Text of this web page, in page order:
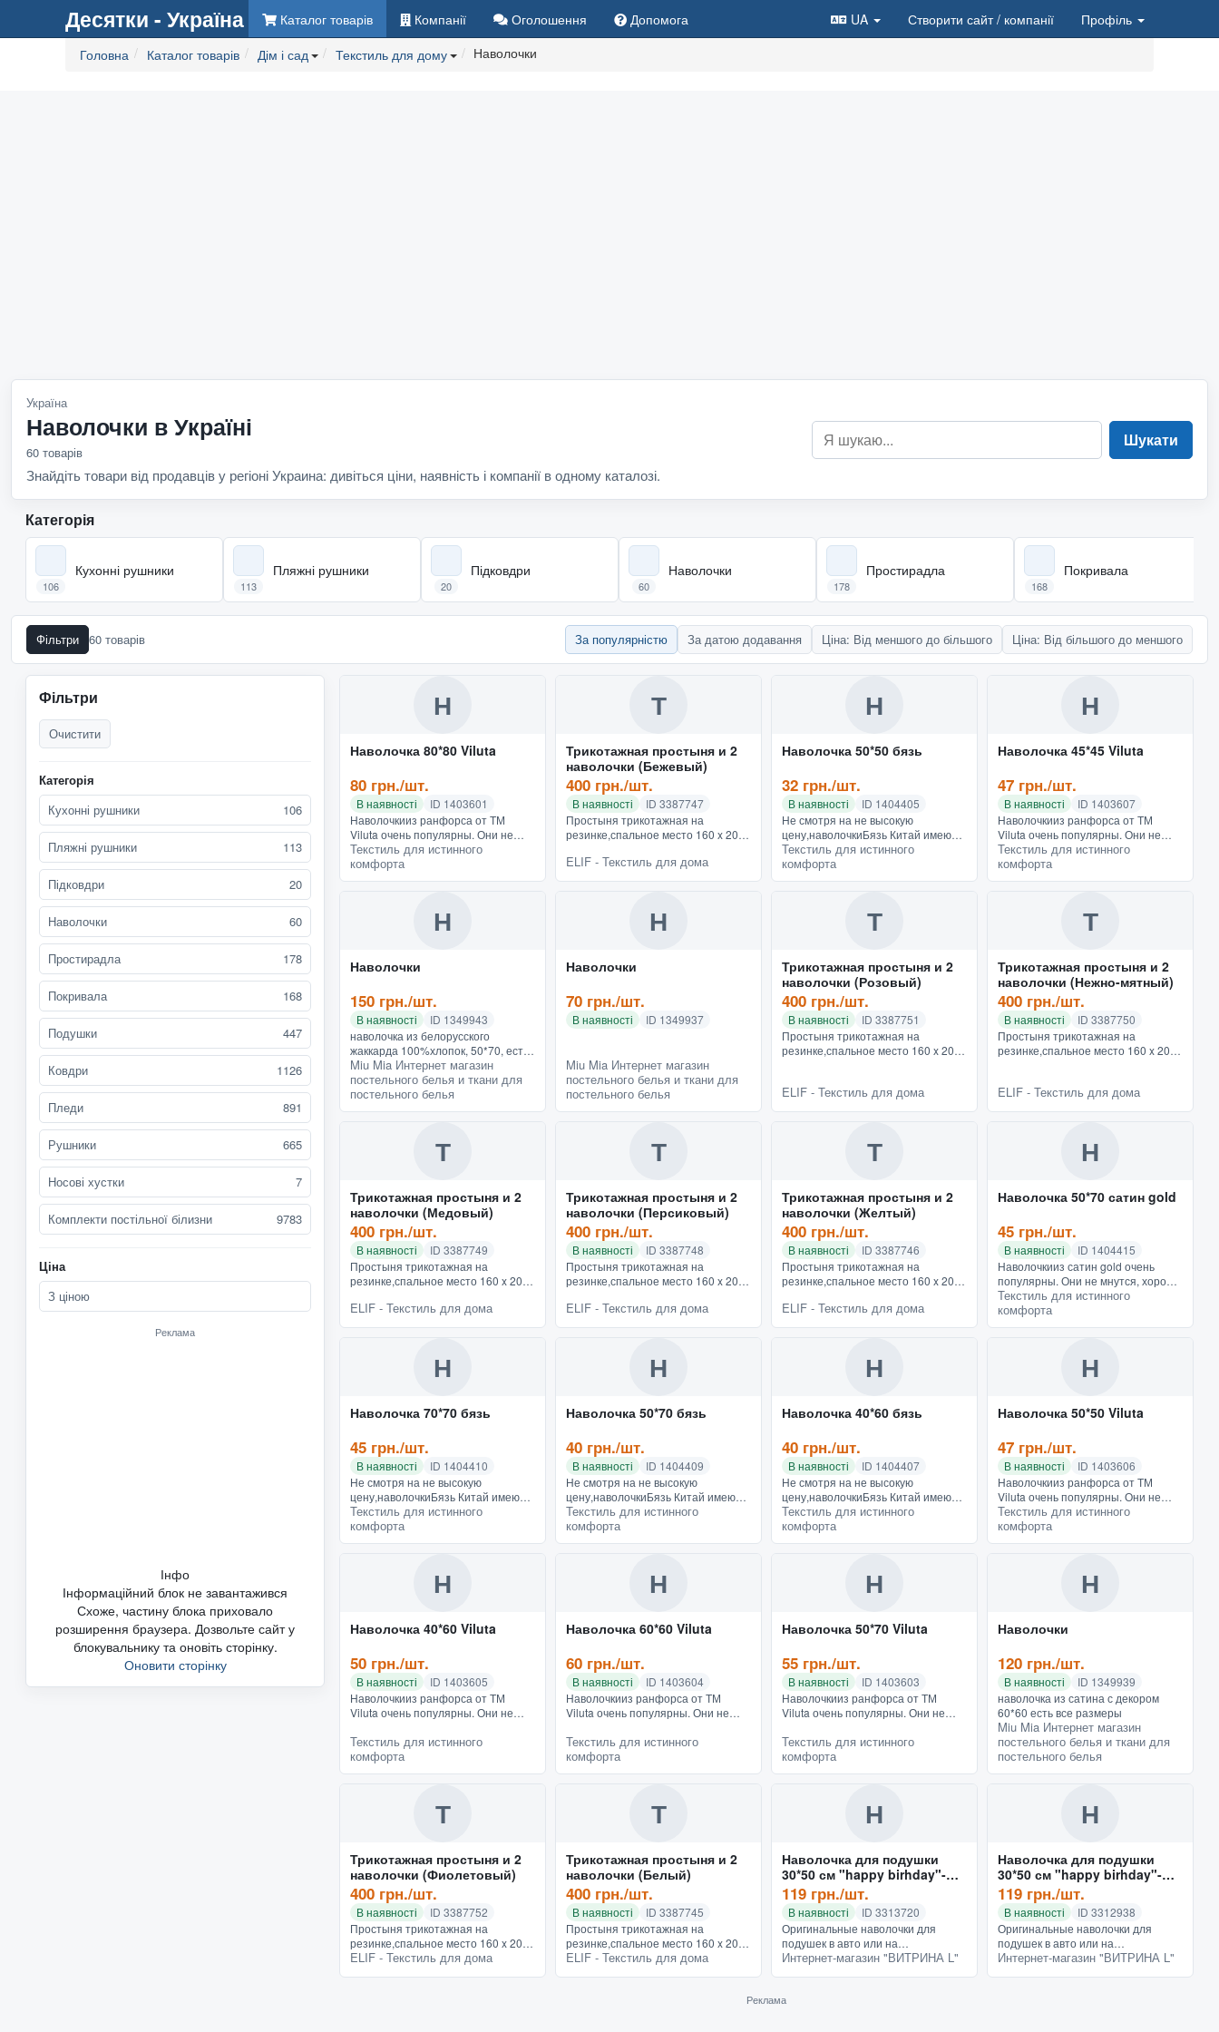
Десятки - Україна Каталог товарів Компанії Оголошення Допомога UA Створити сайт/ компанії
Профіль
Головна
Каталог товарів Дім і сад Текстиль для дому Наволочки
Україна
Наволочки в Україні
60 товарів
Знайдіть товари від продавців у регіоні Украина: дивіться ціни, наявність і компанії в одному каталозі.
Шукати
Категорія
Кухонні рушники
106
Пляжні рушники
113
Підковдри
20
Наволочки
60
Простирадла
178
Покривала
168
Фільтри 60 товарів За популярністю За датою додавання Ціна: Від меншого до більшого Ціна: Від більшого до меншого
Фільтри
Очистити
Категорія
Кухонні рушники
106
Пляжні рушники 113
Підковдри 20
Наволочки 60
Простирадла 178
Покривала 168
Подушки 447
Ковдри 1126
Пледи 891
Рушники 665
Носові хустки 7
Комплекти постільної білизни 9783
Ціна
З ціною
Реклама
Інфо
Інформаційний блок не завантажився
Схоже, частину блока приховало
розширення браузера. Дозвольте сайт у
блокувальнику та оновіть сторінку.
Оновити сторінку
Н
Наволочка 80*80 Viluta
80 грн./шт.
В наявності
ID 1403601
Наволочкииз ранфорса от ТМ
Viluta очень популярны. Они не
мнутся, хорошо стираются, не
линяют, не меняют цвет. С точки
зрения комфорта и удобства,...
Текстиль для истинного
комфорта
Т
Трикотажная простыня и 2
наволочки (Бежевый)
400 грн./шт.
В наявності
ID 3387747
Простыня трикотажная на
резинке,спальное место 160 x 200
смТрикотажная простынь на
резинке с наволочками турецкого
ELIF - Текстиль для дома
Н
Наволочка 50*50 бязь
32 грн./шт.
В наявності
ID 1404405
Не смотря на не высокую
цену,наволочкиБязь Китай имеют
плотную фактуру, хорошо
стираются. А яркая палитра цветов
и современные дизайны в стиле
Текстиль для истинного
комфорта
Н
Наволочка 45*45 Viluta
47 грн./шт.
В наявності
ID 1403607
Наволочкииз ранфорса от ТМ
Viluta очень популярны. Они не
мнутся, хорошо стираются, не
линяют, не меняют цвет. С точки
зрения комфорта и удобства,...
Текстиль для истинного
комфорта
Н
Наволочки
150 грн./шт.
В наявності
ID 1349943
наволочка из белорусского
жаккарда 100%хлопок, 50*70, есть
все размеры
Miu Mia Интернет магазин
постельного белья и ткани для
постельного белья
Н
Наволочки
70 грн./шт.
В наявності ID 1349937
Miu Mia Интернет магазин
постельного белья и ткани для
постельного белья
Т
Трикотажная простыня и 2
наволочки (Розовый)
400 грн./шт.
В наявності
ID 3387751
Простыня трикотажная на
резинке,спальное место 160 x 200
резинке с наволочками турецкого
производ...
ELIF - Текстиль для дома
Т
Трикотажная простыня и 2
наволочки (Нежно-мятный)
400 грн./шт.
В наявності
ID 3387750
Простыня трикотажная на
резинке,спальное место 160 x 200
резинке с наволочками турецкого
производ...
ELIF - Текстиль для дома
Т
Трикотажная простыня и 2
наволочки (Медовый)
400 грн./шт.
В наявності
ID 3387749
Простыня трикотажная на
резинке,спальное место 160 x 200
смТрикотажная простынь на
резинке с наволочками турецкого
ELIF - Текстиль для дома
Т
Трикотажная простыня и 2
наволочки (Персиковый)
400 грн./шт.
В наявності
ID 3387748
Простыня трикотажная на
резинке,спальное место 160 x 200
смТрикотажная простынь на
резинке с наволочками турецкого
ELIF - Текстиль для дома
Т
Трикотажная простыня и 2
наволочки (Желтый)
400 грн./шт.
В наявності
ID 3387746
Простыня трикотажная на
резинке,спальное место 160 x 200
смТрикотажная простынь на
резинке с наволочками турецкого
ELIF - Текстиль для дома
Н
Наволочка 50*70 сатин gold
45 грн./шт.
В наявності
ID 1404415
Наволочкииз сатин gold очень
популярны. Они не мнутся, хорошо
стираются, не линяют, не меняют
цвет. С точки зрения комфорта и
удобства, то спать на...
Текстиль для истинного
комфорта
Н
Наволочка 70*70 бязь
45 грн./шт.
В наявності
ID 1404410
Не смотря на не высокую
цену,наволочкиБязь Китай имеют
плотную фактуру, хорошо
стираются. А яркая палитра цветов
и современные дизайны в стиле
Текстиль для истинного
комфорта
Н
Наволочка 50*70 бязь
40 грн./шт.
В наявності
ID 1404409
Не смотря на не высокую
цену,наволочкиБязь Китай имеют
плотную фактуру, хорошо
стираются. А яркая палитра цветов
и современные дизайны в стиле
Текстиль для истинного
комфорта
Н
Наволочка 40*60 бязь
40 грн./шт.
В наявності
ID 1404407
Не смотря на не высокую
цену,наволочкиБязь Китай имеют
плотную фактуру, хорошо
стираются. А яркая палитра цветов
и современные дизайны в стиле
Текстиль для истинного
комфорта
Н
Наволочка 50*50 Viluta
47 грн./шт.
В наявності
ID 1403606
Наволочкииз ранфорса от ТМ
Viluta очень популярны. Они не
мнутся, хорошо стираются, не
линяют, не меняют цвет. С точки
зрения комфорта и удобства,...
Текстиль для истинного
комфорта
Н
Наволочка 40*60 Viluta
50 грн./шт.
В наявності
ID 1403605
Наволочкииз ранфорса от ТМ
Viluta очень популярны. Они не
линяют, не меняют цвет. С точки
зрения комфорта и удобства,...
Текстиль для истинного
комфорта
Н
Наволочка 60*60 Viluta
60 грн./шт.
В наявності
ID 1403604
Наволочкииз ранфорса от ТМ
Viluta очень популярны. Они не
линяют, не меняют цвет. С точки
зрения комфорта и удобства,...
Текстиль для истинного
комфорта
Н
Наволочка 50*70 Viluta
55 грн./шт.
В наявності
ID 1403603
Наволочкииз ранфорса от ТМ
Viluta очень популярны. Они не
линяют, не меняют цвет. С точки
зрения комфорта и удобства,...
Текстиль для истинного
комфорта
Н
Наволочки
120 грн./шт.
В наявності
ID 1349939
наволочка из сатина с декором
60*60 есть все размеры
Miu Mia Интернет магазин
постельного белья и ткани для
постельного белья
Т
Трикотажная простыня и 2
наволочки (Фиолетовый)
400 грн./шт.
В наявності
ID 3387752
Простыня трикотажная на
резинке,спальное место 160 x 200
см, 2 наволочки 50 * 70
ELIF - Текстиль для дома
Т
Трикотажная простыня и 2
наволочки (Белый)
400 грн./шт.
В наявності
ID 3387745
Простыня трикотажная на
резинке,спальное место 160 x 200
см, 2 наволочки 50 * 70
ELIF - Текстиль для дома
Н
Наволочка для подушки
30*50 см "happy birhday"-
карандаши, 2й сорт
119 грн./шт.
В наявності
ID 3313720
Оригинальные наволочки для
подушек в авто или на
диванчик.Тематика "HAPPY
небольшие пот...
Интернет-магазин "ВИТРИНА L"
Н
Наволочка для подушки
30*50 см "happy birhday"-
шарики, 2й сорт
119 грн./шт.
В наявності
ID 3312938
Оригинальные наволочки для
подушек в авто или на
диванчик.Тематика "HAPPY
Интернет-магазин "ВИТРИНА L"
Реклама